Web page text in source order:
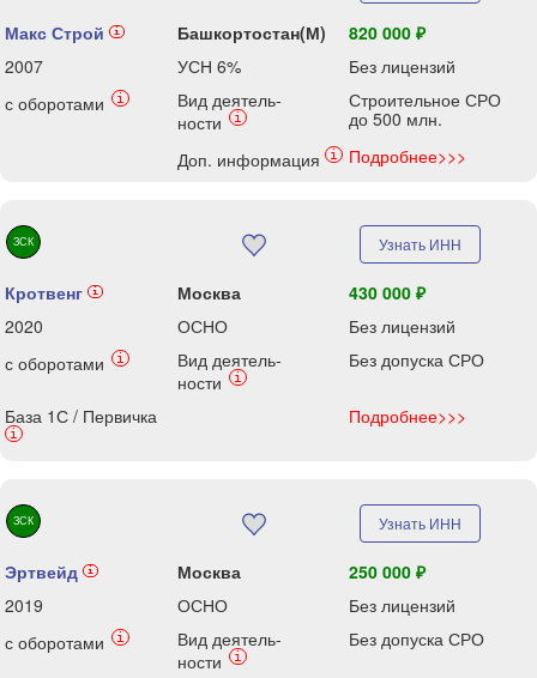
Макс Строй i Башкортостан(М)
820 000 ₽
2007
УСН 6%
Без лицензий
с оборотами
i
Вид деятель-
ности
i
Строительное СРО
до 500 млн.
Доп. информация
i Подробнее>>>
ЗСК Узнать ИНН
Кротвенг i Москва
430 000 ₽
2020
ОСНО
Без лицензий
с оборотами
i
Вид деятель-
ности
i
Без допуска СРО
База 1С / Первичка
i
Подробнее>>>
ЗСК Узнать ИНН
Эртвейд i Москва
250 000 ₽
2019
ОСНО
Без лицензий
с оборотами
i
Вид деятель-
ности
i
Без допуска СРО